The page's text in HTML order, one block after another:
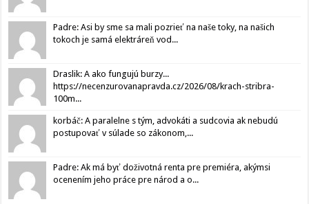
Padre: Asi by sme sa mali pozrieť na naše toky, na našich
tokoch je samá elektráreň vod...
Draslik: A ako fungujú burzy...
https://necenzurovanapravda.cz/2026/08/krach-stribra-
100m...
korbáč: A paralelne s tým, advokáti a sudcovia ak nebudú
postupovať v súlade so zákonom,...
Padre: Ak má byť doživotná renta pre premiéra, akýmsi
ocenením jeho práce pre národ a o...